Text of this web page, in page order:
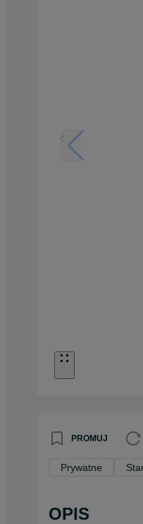
PROMUJ
Prywatne
OPIS